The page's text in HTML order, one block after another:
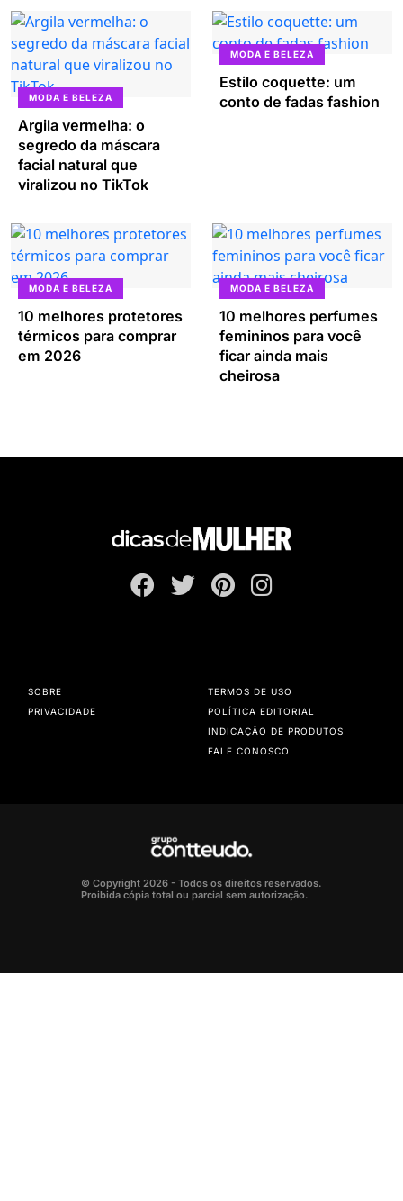
MODA E BELEZA
Argila vermelha: o
segredo da máscara
facial natural que
viralizou no TikTok
MODA E BELEZA
Estilo coquette: um
conto de fadas fashion
MODA E BELEZA
10 melhores protetores
térmicos para comprar
em 2026
MODA E BELEZA
10 melhores perfumes
femininos para você
ficar ainda mais
cheirosa
SOBRE
PRIVACIDADE
TERMOS DE USO
POLÍTICA EDITORIAL
INDICAÇÃO DE PRODUTOS
FALE CONOSCO
© Copyright 2026 - Todos os direitos reservados.
Proibida cópia total ou parcial sem autorização.